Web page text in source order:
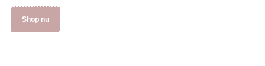
Shop nu